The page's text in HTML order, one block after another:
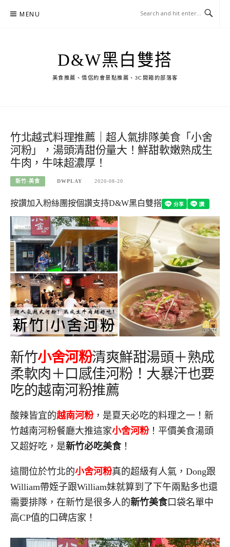
MENU
D&W黑白雙搭
美食推薦、情侶約會景點推薦、3C開箱的部落客
竹北越式料理推薦｜超人氣排隊美食「小舍
河粉」，湯頭清甜份量大！鮮甜軟嫩熟成生
牛肉，牛味超濃厚！
新竹-美食 DWPLAY 2020-08-20
按讚加入粉絲團按個讚支持D&W黑白雙搭
新竹小舍河粉清爽鮮甜湯頭＋熟成
柔軟肉＋口感佳河粉！大暴汗也要
吃的越南河粉推薦
酸辣皆宜的越南河粉，是夏天必吃的料理之一！新
竹越南河粉餐廳大推這家小舍河粉！平價美食湯頭
又超好吃，是新竹必吃美食！
這間位於竹北的小舍河粉真的超級有人氣，Dong跟
William帶姪子跟William妹就算到了下午兩點多也還
需要排隊，在新竹是很多人的新竹美食口袋名單中
高CP值的口碑店家！